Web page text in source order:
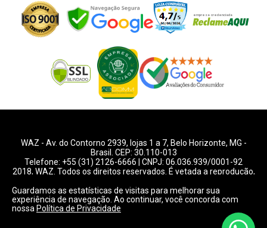
WAZ - Av. do Contorno 2939, lojas 1 a 7, Belo Horizonte, MG -
Brasil. CEP: 30.110-013
Telefone: +55 (31) 2126-6666 | CNPJ: 06.036.939/0001-92
2018, WAZ. Todos os direitos reservados. É vetada a reprodução,
Preços e condições de pagamentos válidos exclusivamente
para compras pelo website.
Guardamos as estatísticas de visitas para melhorar sua
experiência de navegação. Ao continuar, você concorda com
nossa Política de Privacidade